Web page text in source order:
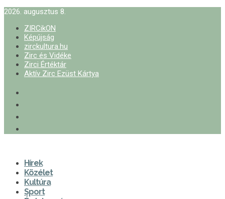
2026. augusztus 8.
ZIRCikON
Képújság
zirckultura.hu
Zirc és Vidéke
Zirci Értéktár
Aktív Zirc Ezüst Kártya
Hírek
Közélet
Kultúra
Sport